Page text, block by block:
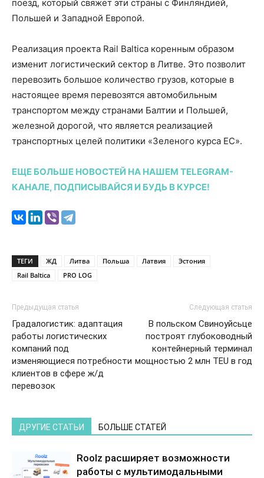
поезд, который свяжет эти страны с Финляндией,
Польшей и Западной Европой.
Реализация проекта Rail Baltica коренным образом
изменит логистический сектор в Литве. Это позволит
перевозить большое количество грузов, которые в
настоящее время перевозятся автомобильным
транспортом между странами Балтии и Польшей,
железной дорогой, что является реализацией
транспортных целей политики «Зеленого курса ЕС».
ЕЩЕ БОЛЬШЕ НОВОСТЕЙ НА НАШЕМ TELEGRAM-
КАНАЛЕ, ПОДПИСЫВАЙСЯ И БУДЬ В КУРСЕ!
ТЕГИ ЖД Литва Польша Латвия
Эстония
Rail Baltica
PRO LOG
Предыдущая статья
Градалогистик: адаптация
работы логистических
компаний под
изменяющиеся потребности
клиентов в сфере ж/д
перевозок
Следующая статья
В польском Свиноуйсьце
построят глубоководный
контейнерный терминал
мощностью 2 млн TEU в год
ДРУГИЕ СТАТЬИ БОЛЬШЕ СТАТЕЙ
Roolz расширяет возможности
работы с мультимодальными